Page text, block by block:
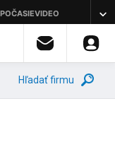
Hľadať firmu